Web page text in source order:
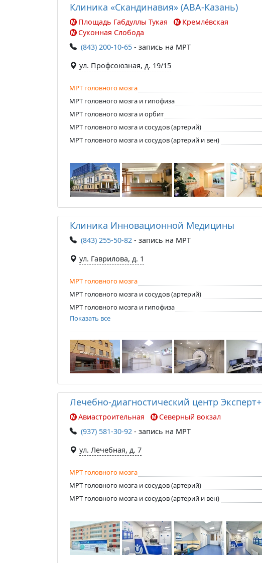
Клиника «Скандинавия» (АВА-Казань)
Площадь Габдуллы Тукая
Кремлёвская
Суконная Слобода
(843) 200-10-65 - запись на МРТ
ул. Профсоюзная, д. 19/15
МРТ головного мозга
МРТ головного мозга и гипофиза
МРТ головного мозга и орбит
МРТ головного мозга и сосудов (артерий)
МРТ головного мозга и сосудов (артерий и вен)
Клиника Инновационной Медицины
(843) 255-50-82 - запись на МРТ
ул. Гаврилова, д. 1
МРТ головного мозга
МРТ головного мозга и сосудов (артерий)
МРТ головного мозга и гипофиза
Показать все
Лечебно-диагностический центр Эксперт+
Авиастроительная
Северный вокзал
(937) 581-30-92 - запись на МРТ
ул. Лечебная, д. 7
МРТ головного мозга
МРТ головного мозга и сосудов (артерий)
МРТ головного мозга и сосудов (артерий и вен)